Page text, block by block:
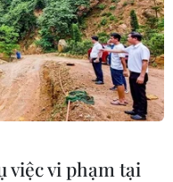
việc vi phạm tại